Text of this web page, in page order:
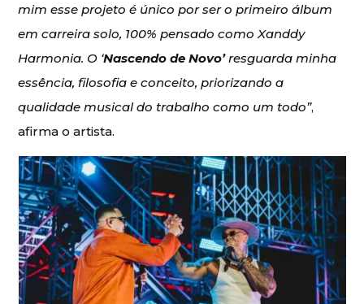
mim esse projeto é único por ser o primeiro álbum
em carreira solo, 100% pensado como Xanddy
Harmonia. O ‘Nascendo de Novo’resguarda minha
essência, filosofia e conceito, priorizando a
qualidade musical do trabalho como um todo”,
afirma o artista.